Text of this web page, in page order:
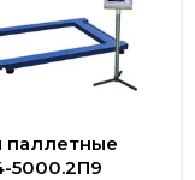
паллетные
5000.2П9